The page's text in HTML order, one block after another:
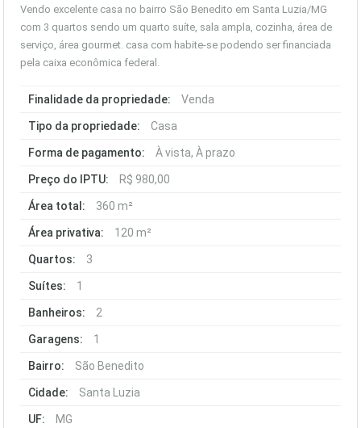
Vendo excelente casa no bairro São Benedito em Santa Luzia/MG
com 3 quartos sendo um quarto suíte, sala ampla, cozinha, área de
serviço, área gourmet. casa com habite-se podendo ser financiada
pela caixa econômica federal.
Finalidade da propriedade: Venda
Tipo da propriedade: Casa
Forma de pagamento: À vista, À prazo
Preço do IPTU: R$ 980,00
Área total: 360 m²
Área privativa: 120 m²
Quartos: 3
Suítes: 1
Banheiros: 2
Garagens: 1
Bairro: São Benedito
Cidade: Santa Luzia
UF: MG